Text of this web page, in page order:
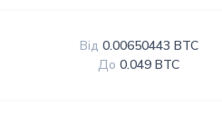
Від 0.00650443 BTC
До 0.049 BTC